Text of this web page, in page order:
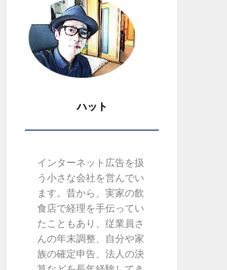
ハット
インターネット広告を扱
う小さな会社を営んでい
ます。昔から、実家の飲
食店で経理を手伝ってい
たこともあり、従業員さ
んの年末調整、自分や家
族の確定申告、法人の決